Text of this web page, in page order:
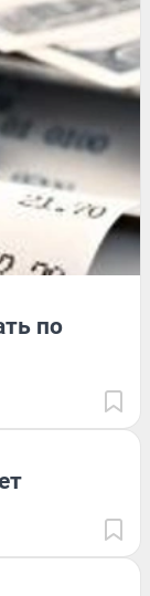
по